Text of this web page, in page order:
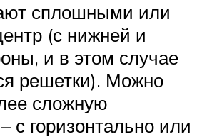
сплошными или
(с нижней и
и в этом случае
решетки). Можно
сложную
с горизонтально или